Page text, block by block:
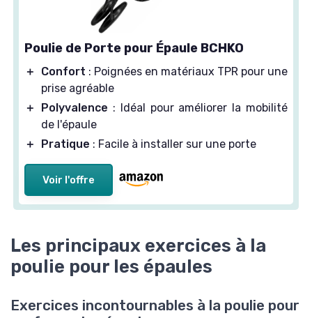
Poulie de Porte pour Épaule BCHKO
＋ Confort : Poignées en matériaux TPR pour une
prise agréable
＋
Polyvalence : Idéal pour améliorer la mobilité
de l'épaule
＋
Pratique : Facile à installer sur une porte
Voir l'offre
Les principaux exercices à la
poulie pour les épaules
Exercices incontournables à la poulie pour